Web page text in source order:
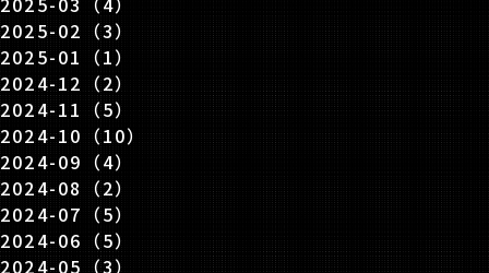
2025-02（3）
2025-01（1）
2024-12（2）
2024-11（5）
2024-10（10）
2024-09（4）
2024-08（2）
2024-07（5）
2024-06（5）
2024-05（3）